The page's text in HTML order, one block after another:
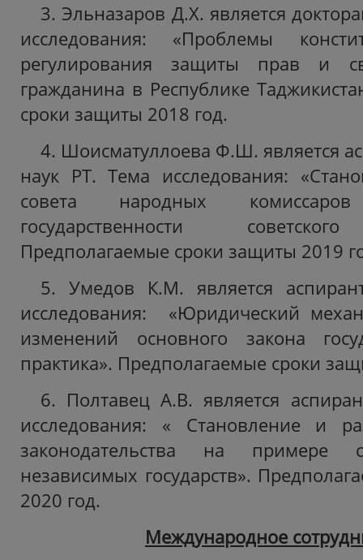
3. Эльназаров Д.Х. является
исследования: «Проблемы
регулирования защиты прав и
гражданина в Республике
сроки защиты 2018 год.
4. Шоисматуллоева Ф.Ш. является
наук РТ. Тема исследования:
совета народных
государственности
Предполагаемые сроки защиты 2019
5. Умедов К.М. является
исследования: «Юридический
изменений основного закона
практика». Предполагаемые сроки
6. Полтавец А.В. является
исследования: « Становление и
законодательства на примере
независимых государств».
2020 год.
Международное